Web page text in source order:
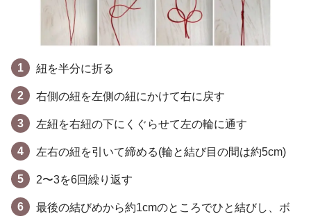
紐を半分に折る
右側の紐を左側の紐にかけて右に戻す
左紐を右紐の下にくぐらせて左の輪に通す
左右の紐を引いて締める(輪と結び目の間は約5cm)
2〜3を6回繰り返す
最後の結びめから約1cmのところでひと結びし、ボ